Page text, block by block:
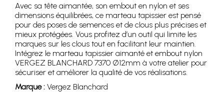
Avec sa tête aimantée, son embout en nylon et ses
dimensions équilibrées, ce marteau tapissier est pensé
pour des poses de semences et de clous plus précises et
mieux protégées. Vous profitez d’un outil qui limite les
marques sur les clous tout en facilitant leur maintien.
Intégrez le marteau tapissier aimanté et embout nylon
VERGEZ BLANCHARD 7370 Ø12mm à votre atelier pour
sécuriser et améliorer la qualité de vos réalisations.
Marque : Vergez Blanchard